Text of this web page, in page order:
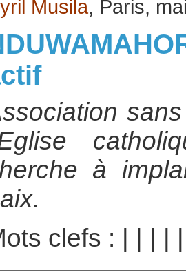
Musila, Paris,
à
clefs :